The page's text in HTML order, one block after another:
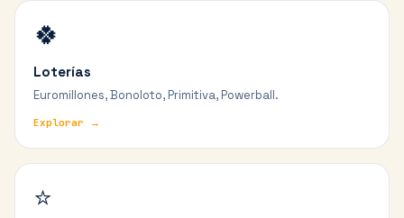
🍀
Loterías
Euromillones, Bonoloto, Primitiva, Powerball.
Explorar →
⭐